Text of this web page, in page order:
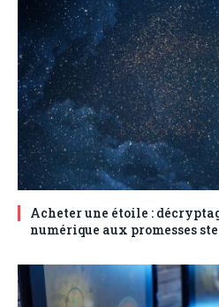
Acheter une étoile :
numérique aux promesses